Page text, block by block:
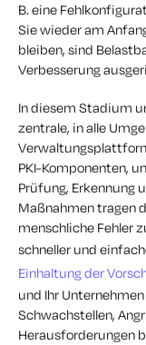
B. eine
Sie wieder am
bleiben, sind
Verbesserung
In diesem Stadium
zentrale, in alle
PKI-Komponenten,
Prüfung, Erkennung
Maßnahmen tragen
menschliche Fehler
schneller und
Einhaltung der
und Ihr
Schwachstellen,
Herausforderungen